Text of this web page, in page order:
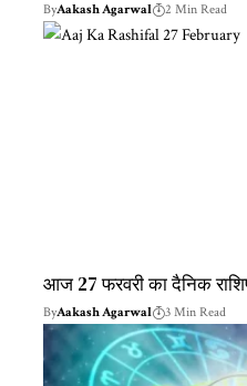
ByAakash Agarwal 2 Min Read
आज 27 फरवरी का दैनिक
ByAakash Agarwal 3 Min Read